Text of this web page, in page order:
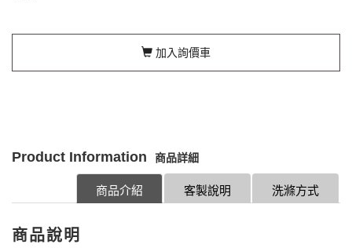
加入詢價車
Product Information 商品詳細
洗滌方式
客製說明
商品介紹
商品說明